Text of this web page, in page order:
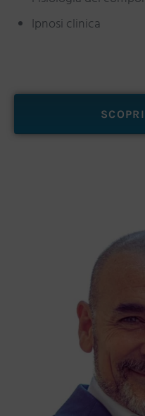
Ipnosi clinica